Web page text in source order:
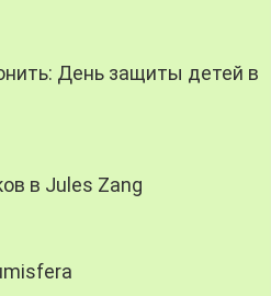
День защиты детей в
в Jules Zang